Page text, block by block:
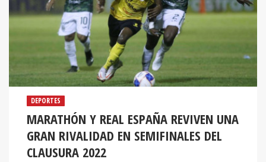
DEPORTES
MARATHÓN Y REAL ESPAÑA REVIVEN UNA
GRAN RIVALIDAD EN SEMIFINALES DEL
CLAUSURA 2022